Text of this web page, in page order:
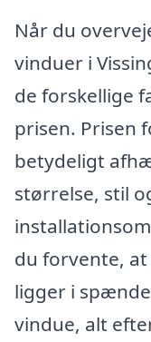
Når du
vinduer i
de forskellige
prisen. Prisen
betydeligt
størrelse, stil
du forvente,
ligger i
vindue, alt